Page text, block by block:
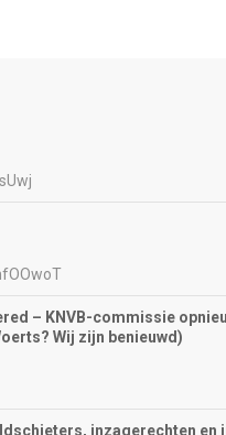
– KNVB-commissie
Wij zijn benieuwd)
inzagerechten en